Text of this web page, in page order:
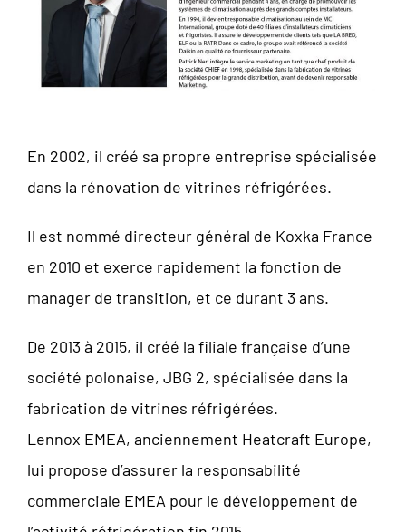
En 2002, il créé sa propre entreprise spécialisée
dans la rénovation de vitrines réfrigérées.
Il est nommé directeur général de Koxka France
en 2010 et exerce rapidement la fonction de
manager de transition, et ce durant 3 ans.
De 2013 à 2015, il créé la filiale française d’une
société polonaise, JBG 2, spécialisée dans la
fabrication de vitrines réfrigérées.
Lennox EMEA, anciennement Heatcraft Europe,
lui propose d’assurer la responsabilité
commerciale EMEA pour le développement de